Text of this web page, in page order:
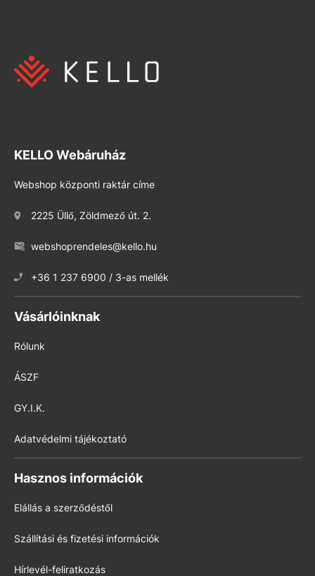
KELLO Webáruház
Webshop központi raktár címe
2225 Üllő, Zöldmező út. 2.
webshoprendeles@kello.hu
+36 1 237 6900 / 3-as mellék
Vásárlóinknak
Rólunk
ÁSZF
GY.I.K.
Adatvédelmi tájékoztató
Hasznos információk
Elállás a szerződéstől
Szállítási és fizetési információk
Hírlevél-feliratkozás